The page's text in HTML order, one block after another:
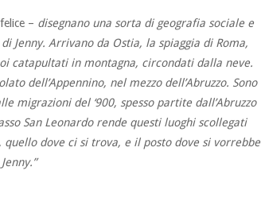
– disegnano una sorta di geografia sociale e
Jenny. Arrivano da Ostia, la spiaggia di Roma,
catapultati in montagna, circondati dalla neve.
dell’Appennino, nel mezzo dell’Abruzzo. Sono
migrazioni del ‘900, spesso partite dall’Abruzzo
San Leonardo rende questi luoghi scollegati
dove ci si trova, e il posto dove si vorrebbe